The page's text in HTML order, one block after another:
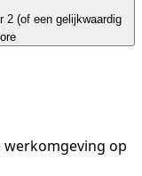
2 (of een gelijkwaardig
werkomgeving op